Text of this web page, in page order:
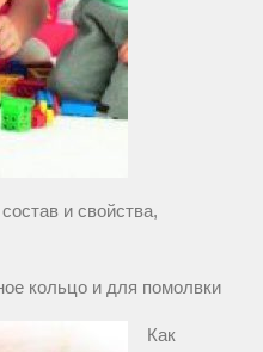
и свойства,
кольцо и для помолвки
Как